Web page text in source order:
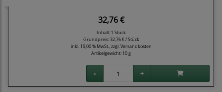
32,76 €
Inhalt: 1 Stück
Grundpreis:32,76 € / Stück
inkl. 19,00 % MwSt., zzgl.Versandkosten
Artikelgewicht: 10 g